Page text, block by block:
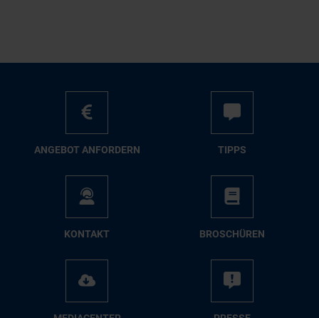
AN­GE­BOT AN­FOR­DERN TIPPS
KON­TAKT BRO­SCHÜ­REN